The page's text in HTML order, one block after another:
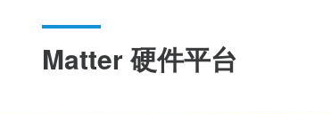
Matter 硬件平台